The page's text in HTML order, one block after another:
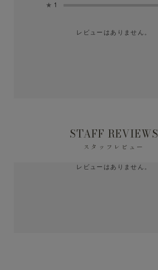
★ 1
レビューはありません。
STAFF REVIEWS
スタッフレビュー
レビューはありません。